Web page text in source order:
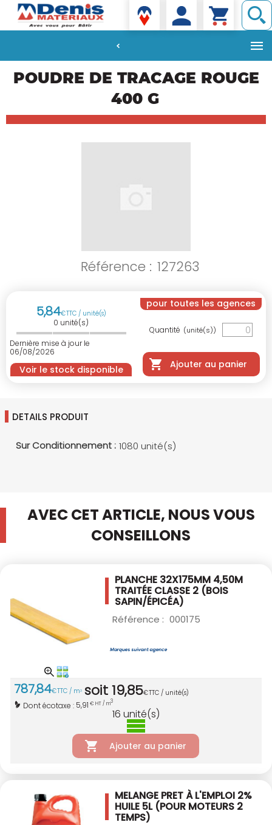
Denis matériaux
POUDRE DE TRACAGE ROUGE
400 G
Référence : 127263
5,84€TTC / unité(s)
0 unité(s)
Dernière mise à jour le
06/08/2026
Voir le stock disponible
pour toutes les agences
Quantité (unité(s))
Ajouter au panier
DETAILS PRODUIT
Sur Conditionnement : 1080 unité(s)
AVEC CET ARTICLE, NOUS VOUS
CONSEILLONS
PLANCHE 32X175MM 4,50M
TRAITÉE CLASSE 2 (BOIS
SAPIN/ÉPICÉA)
Référence : 000175
787,84€TTC / m3 soit19,85€TTC / unité(s)
Dont écotaxe : 5,91 € HT / m3
16 unité(s)
Ajouter au panier
MELANGE PRET À L'EMPLOI 2%
HUILE 5L (POUR MOTEURS 2
TEMPS)